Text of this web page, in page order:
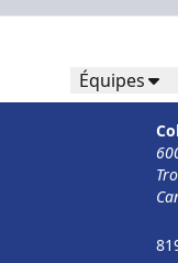
Pour Moins
32$ Par
Équipes